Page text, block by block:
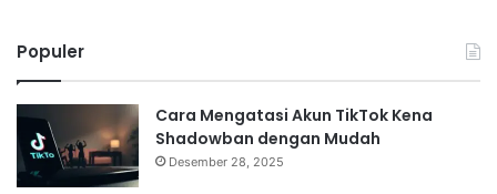
Populer
Cara Mengatasi Akun TikTok Kena
Shadowban dengan Mudah
Desember 28, 2025